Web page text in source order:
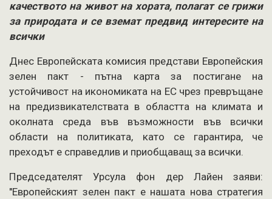
качеството на живот на хората, полагат се грижи
за природата и се вземат предвид интересите на
всички
Днес Европейската комисия представи Европейския
зелен пакт - пътна карта за постигане на
устойчивост на икономиката на ЕС чрез превръщане
на предизвикателствата в областта на климата и
околната среда във възможности във всички
области на политиката, като се гарантира, че
преходът е справедлив и приобщаващ за всички.
Председателят Урсула фон дер Лайен заяви:
"Европейският зелен пакт е нашата нова стратегия